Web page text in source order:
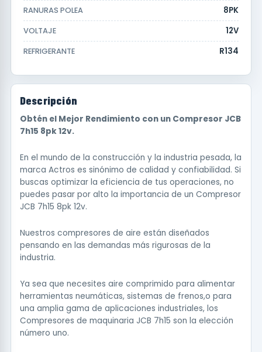
RANURAS POLEA 8PK
VOLTAJE 12V
REFRIGERANTE R134
Descripción
Obtén el Mejor Rendimiento con un Compresor JCB
7h15 8pk 12v.
En el mundo de la construcción y la industria pesada, la
marca Actros es sinónimo de calidad y confiabilidad. Si
buscas optimizar la eficiencia de tus operaciones, no
puedes pasar por alto la importancia de un Compresor
JCB 7h15 8pk 12v.
Nuestros compresores de aire están diseñados
pensando en las demandas más rigurosas de la
industria.
Ya sea que necesites aire comprimido para alimentar
herramientas neumáticas, sistemas de frenos,o para
una amplia gama de aplicaciones industriales, los
Compresores de maquinaria JCB 7h15 son la elección
número uno.